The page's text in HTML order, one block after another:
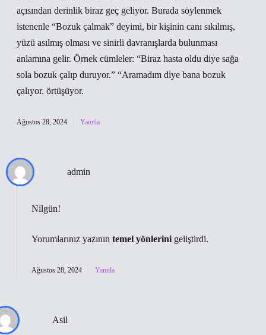
açısından derinlik biraz geç geliyor. Burada söylenmek
istenenle “Bozuk çalmak” deyimi, bir kişinin canı sıkılmış,
yüzü asılmış olması ve sinirli davranışlarda bulunması
anlamına gelir. Örnek cümleler: “Biraz hasta oldu diye sağa
sola bozuk çalıp duruyor.” “Aramadım diye bana bozuk
çalıyor. örtüşüyor.
Ağustos 28, 2024 Yanıtla
admin
Nilgün!
Yorumlarınız yazının temel yönlerini geliştirdi.
Ağustos 28, 2024 Yanıtla
Asil